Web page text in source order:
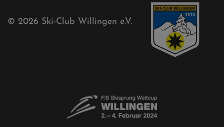
© 2026 Ski-Club Willingen e.V.